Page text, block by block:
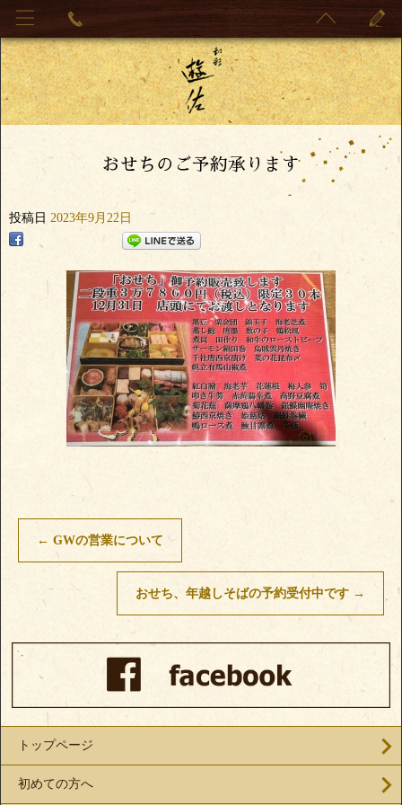
おせちのご予約承ります
投稿日 2023年9月22日
← GWの営業について
おせち、年越しそばの予約受付中です →
トップページ
初めての方へ